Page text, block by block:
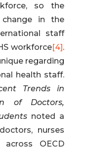
so the
in the
staff
workforce[4].
regarding
health staff.
Trends in
of Doctors,
noted a
nurses
OECD